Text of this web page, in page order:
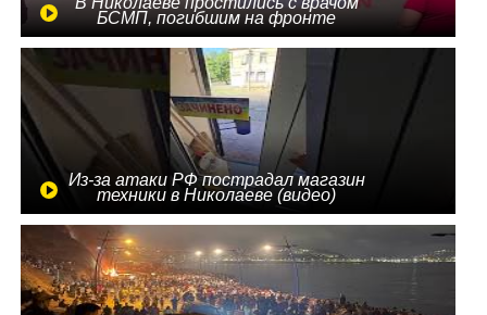
БСМП, погибшим на фронте
Из-за атаки РФ пострадал магазин
техники в Николаеве (видео)